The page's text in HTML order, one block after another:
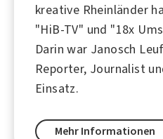
kreative Rheinländer
"HiB-TV" und "18x
Darin war Janosch
Reporter, Journalist
Einsatz.
Mehr Informationen